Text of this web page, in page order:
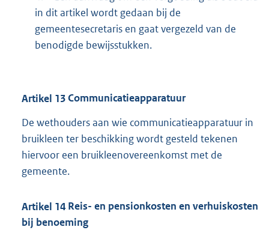
in dit artikel wordt gedaan bij de
gemeentesecretaris en gaat vergezeld van de
benodigde bewijsstukken.
Artikel 13Communicatieapparatuur
De wethouders aan wie communicatieapparatuur in
bruikleen ter beschikking wordt gesteld tekenen
hiervoor een bruikleenovereenkomst met de
gemeente.
Artikel 14 Reis- en pensionkosten en verhuiskosten
bij benoeming